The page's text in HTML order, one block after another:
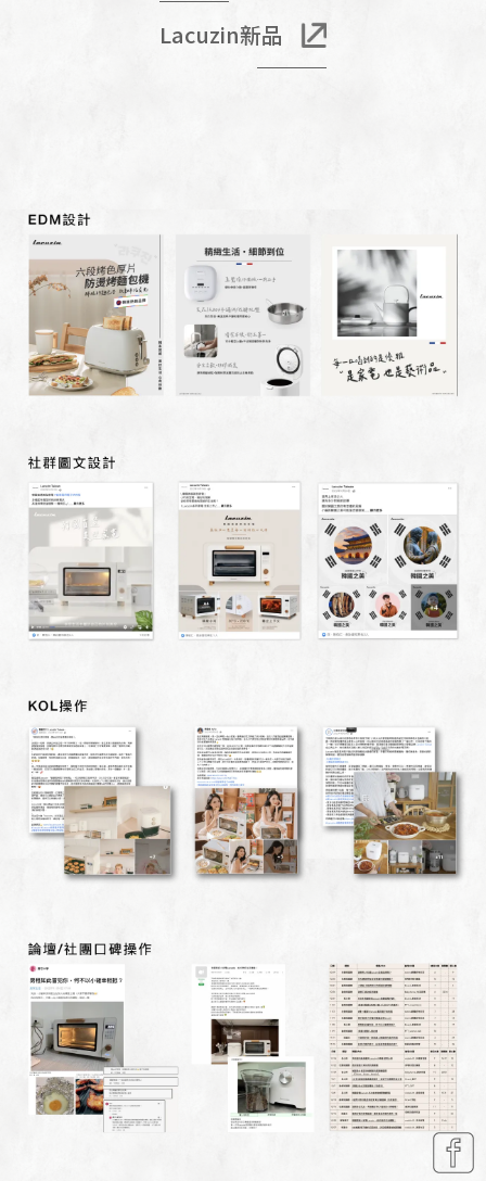
Lacuzin新品